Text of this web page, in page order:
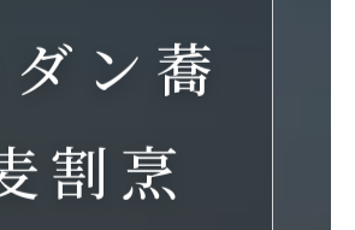
ン蕎
割烹